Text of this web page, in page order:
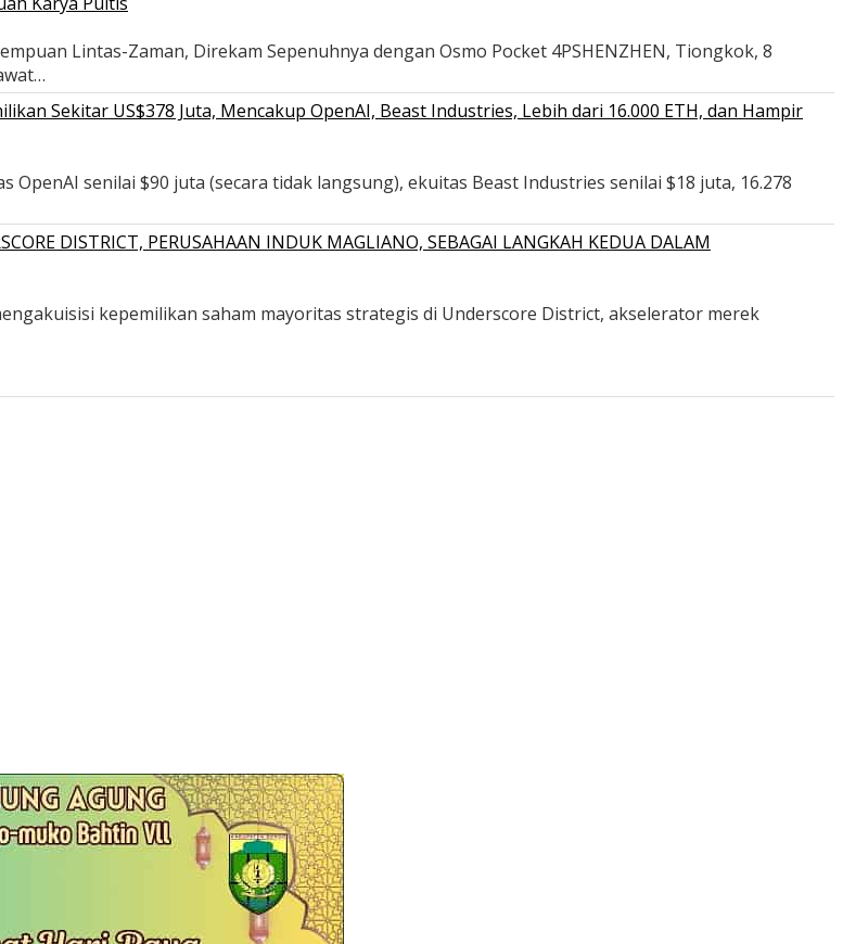
Lintas-Zaman, Direkam Sepenuhnya dengan Osmo Pocket 4PSHENZHEN, Tiongkok, 8
Sekitar US$378 Juta, Mencakup OpenAI, Beast Industries, Lebih dari 16.000 ETH, dan Hampir
OpenAI senilai $90 juta (secara tidak langsung), ekuitas Beast Industries senilai $18 juta, 16.278
DISTRICT, PERUSAHAAN INDUK MAGLIANO, SEBAGAI LANGKAH KEDUA DALAM
kepemilikan saham mayoritas strategis di Underscore District, akselerator merek